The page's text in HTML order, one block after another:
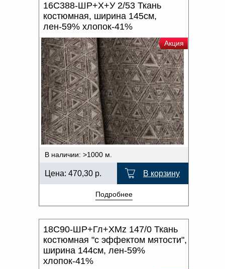
16С388-ШР+Х+У 2/53 Ткань
костюмная, ширина 145см,
лен-59% хлопок-41%
Акция
В наличии: >1000 м.
Цена: 470,30 р. В корзину
Подробнее
18С90-ШР+Гл+ХМz 147/0 Ткань
костюмная "с эффектом мятости",
ширина 144см, лен-59%
хлопок-41%